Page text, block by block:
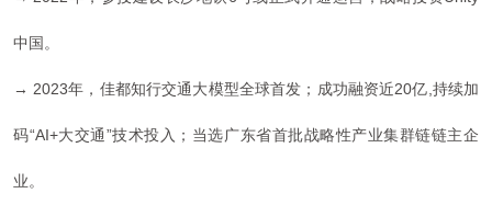
中国。
→ 2023年， 佳都知行交通大模型全球首发； 成功融资近20亿,持续加
码“AI+大交通”技术投入； 当选广东省首批战略性产业集群链链主企
业。